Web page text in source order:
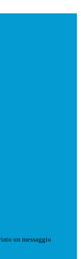
un messaggio